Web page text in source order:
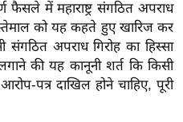
फैसले में महाराष्ट्र संगठित अपराध
को यह कहते हुए खारिज कर
संगठित अपराध गिरोह का हिस्सा
की यह कानूनी शर्त कि किसी
पत्र दाखिल होने चाहिए, पूरी